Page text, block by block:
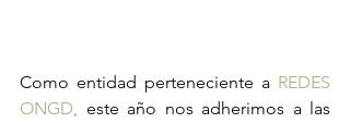
Como entidad perteneciente a REDES
ONGD, este año nos adherimos a las